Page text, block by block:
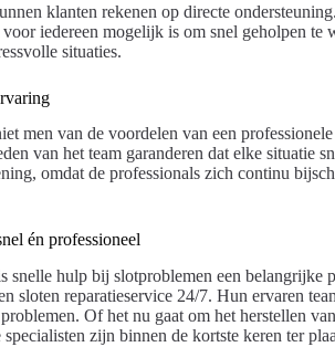
klanten rekenen op directe
iedereen mogelijk is om snel geholpen te
situaties.
men van de voordelen van een
van het team garanderen dat elke situatie
omdat de professionals zich continu
én professioneel
hulp bij slotproblemen een belangrijke
sloten reparatieservice 24/7. Hun ervaren
Of het nu gaat om het herstellen
zijn binnen de kortste keren ter